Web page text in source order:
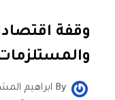
وقفة
By ابراهيم